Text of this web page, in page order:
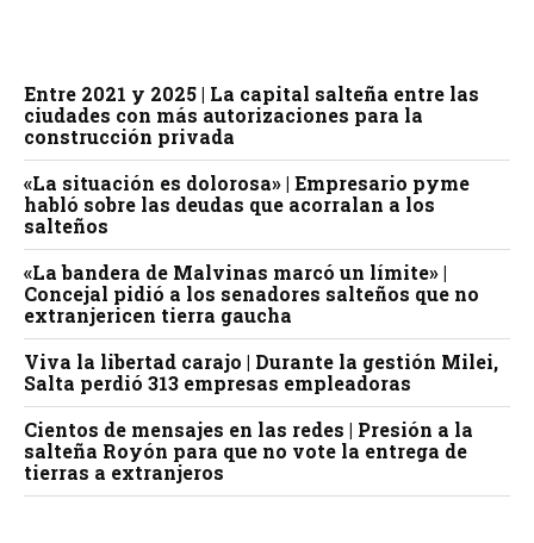
Entre 2021 y 2025 | La capital salteña entre las
ciudades con más autorizaciones para la
construcción privada
«La situación es dolorosa» | Empresario pyme
habló sobre las deudas que acorralan a los
salteños
«La bandera de Malvinas marcó un límite» |
Concejal pidió a los senadores salteños que no
extranjericen tierra gaucha
Viva la libertad carajo | Durante la gestión Milei,
Salta perdió 313 empresas empleadoras
Cientos de mensajes en las redes | Presión a la
salteña Royón para que no vote la entrega de
tierras a extranjeros